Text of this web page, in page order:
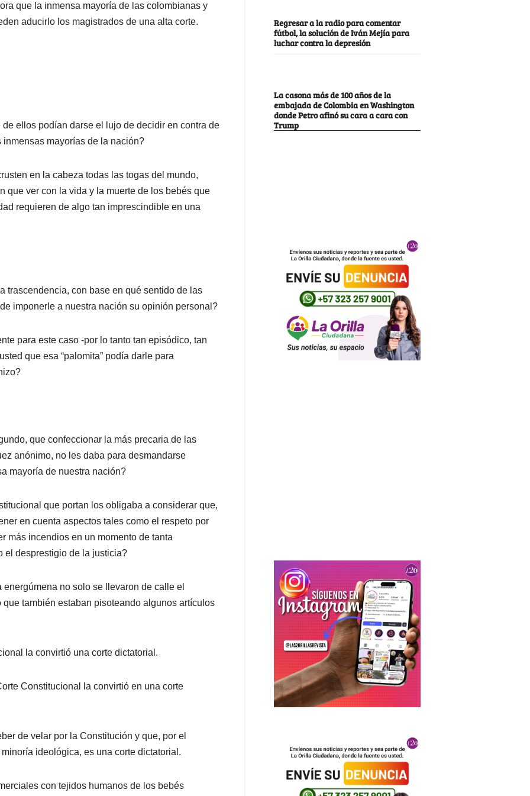
que la inmensa mayoría de las colombianas y
aducirlo los magistrados de una alta corte.
ellos podían darse el lujo de decidir en contra de
mayorías de la nación?
en la cabeza todas las togas del mundo,
que ver con la vida y la muerte de los bebés que
requieren de algo tan imprescindible en una
con base en qué sentido de las
imponerle a nuestra nación su opinión personal?
para este caso -por lo tanto tan episódico, tan
que esa “palomita” podía darle para
que confeccionar la más precaria de las
anónimo, no les daba para desmandarse
mayoría de nuestra nación?
que portan los obligaba a considerar que,
en cuenta aspectos tales como el respeto por
más incendios en un momento de tanta
el desprestigio de la justicia?
no solo se llevaron de calle el
también estaban pisoteando algunos artículos
la convirtió una corte dictatorial.
Constitucional la convirtió en una corte
de velar por la Constitución y que, por el
ideológica, es una corte dictatorial.
con tejidos humanos de los bebés
Regresar a la radio para comentar
fútbol, la solución de Iván Mejía para
luchar contra la depresión
La casona más de 100 años de la
embajada de Colombia en Washington
donde Petro afinó su cara a cara con
Trump